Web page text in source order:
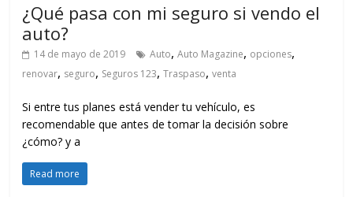
¿Qué pasa con mi seguro si vendo el
auto?
14 de mayo de 2019 Auto,Auto Magazine, opciones,
renovar, seguro, Seguros 123,Traspaso,venta
Si entre tus planes está vender tu vehículo, es
recomendable que antes de tomar la decisión sobre
¿cómo? y a
Read more